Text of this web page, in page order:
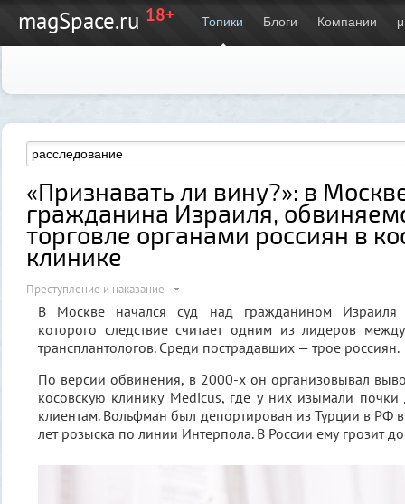
magSpace.ru 18+ Топики Блоги Компании μ
«Признавать ли вину?»: в
гражданина Израиля,
торговле органами россиян в
клинике
Преступление и наказание
В Москве начался суд над гражданином Израиля
которого следствие считает одним из лидеров
трансплантологов. Среди пострадавших — трое россиян.
По версии обвинения, в 2000-х он организовывал
косовскую клинику Medicus, где у них изымали
клиентам. Вольфман был депортирован из Турции в РФ
лет розыска по линии Интерпола. В России ему грозит